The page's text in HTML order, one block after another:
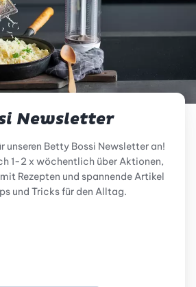
Newsletter
unseren Betty Bossi Newsletter an!
1-2 x wöchentlich über Aktionen,
Rezepten und spannende Artikel
und Tricks für den Alltag.